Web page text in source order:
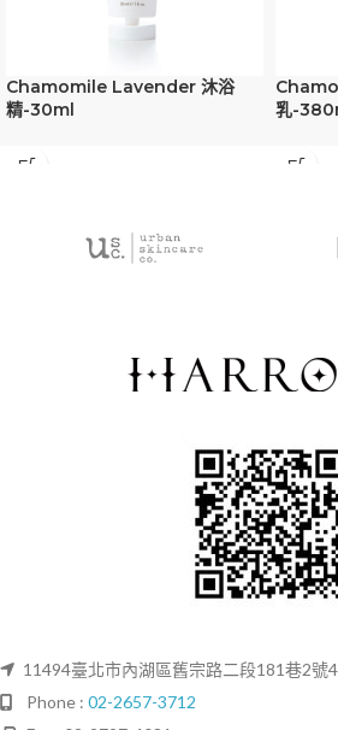
Chamomile Lavender 沐浴
精-30ml
乳-
11494臺北市內湖區舊宗路二段181巷2號
Phone : 02-2657-3712